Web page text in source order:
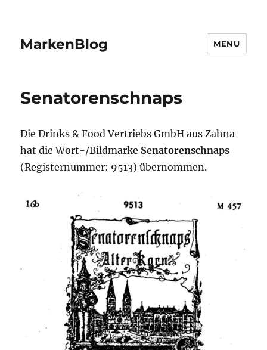
MarkenBlog MENU
Senatorenschnaps
Die Drinks & Food Vertriebs GmbH aus Zahna
hat die Wort-/Bildmarke Senatorenschnaps
(Registernummer: 9513) übernommen.